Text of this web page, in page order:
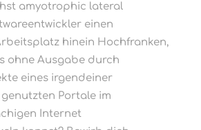
amyotrophic lateral
einen
hinein Hochfranken,
ohne Ausgabe durch
eines irgendeiner
Portale im
Internet